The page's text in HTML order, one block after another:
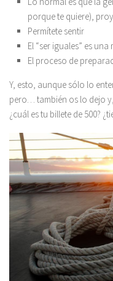
porque te quiere),
Permítete sentir
El “ser iguales” es
El proceso de
Y, esto, aunque sólo lo
pero… también os lo dejo
¿cuál es tu billete de 500?